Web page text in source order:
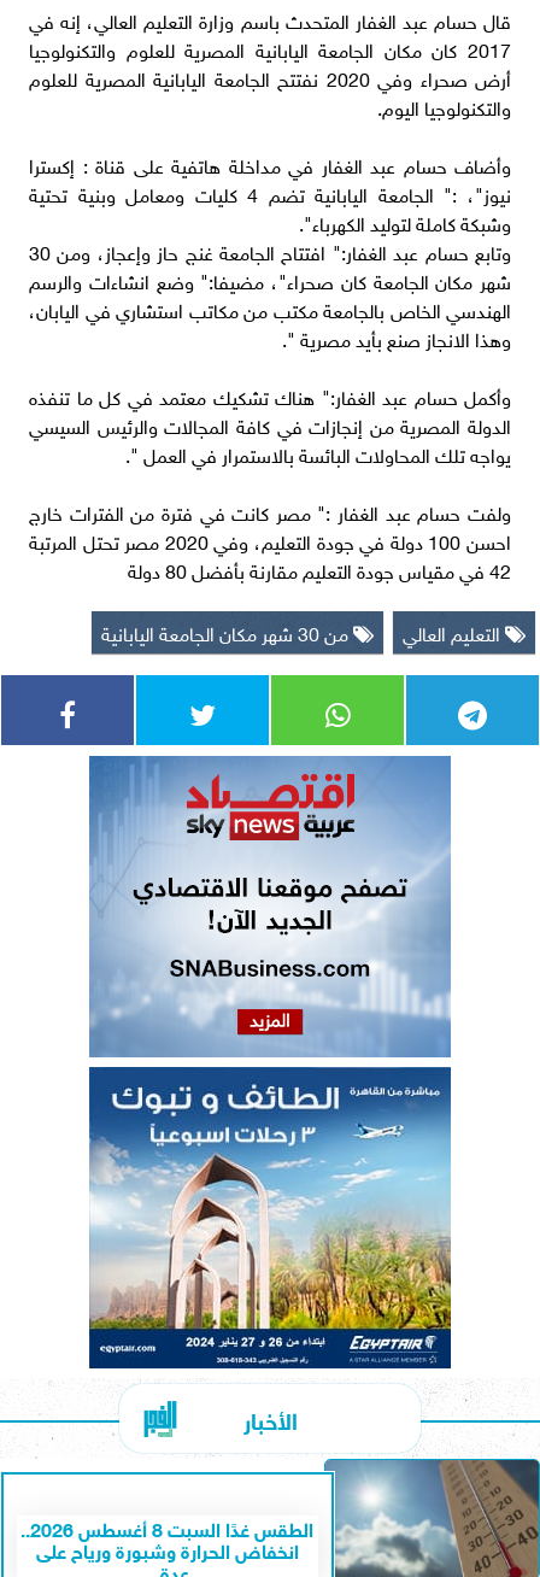
قال حسام عبد الغفار المتحدث باسم وزارة التعليم العالي، إنه في
2017 كان مكان الجامعة اليابانية المصرية للعلوم والتكنولوجيا
أرض صحراء وفي 2020 نفتتح الجامعة اليابانية المصرية للعلوم
والتكنولوجيا اليوم.
وأضاف حسام عبد الغفار في مداخلة هاتفية على قناة : إكسترا
نيوز"، :" الجامعة اليابانية تضم 4 كليات ومعامل وبنية تحتية
وشبكة كاملة لتوليد الكهرباء".
وتابع حسام عبد الغفار:" افتتاح الجامعة غنج حاز وإعجاز، ومن 30
شهر مكان الجامعة كان صحراء"، مضيفا:" وضع انشاءات والرسم
الهندسي الخاص بالجامعة مكتب من مكاتب استشاري في اليابان،
وهذا الانجاز صنع بأيد مصرية ".
وأكمل حسام عبد الغفار:" هناك تشكيك معتمد في كل ما تنفذه
الدولة المصرية من إنجازات في كافة المجالات والرئيس السيسي
يواجه تلك المحاولات البائسة بالاستمرار في العمل ".
ولفت حسام عبد الغفار :" مصر كانت في فترة من الفترات خارج
احسن 100 دولة في جودة التعليم، وفي 2020 مصر تحتل المرتبة
42 في مقياس جودة التعليم مقارنة بأفضل 80 دولة
التعليم العالي
من 30 شهر مكان الجامعة اليابانية
الأخبار
الطقس غدًا السبت 8 أغسطس 2026..
انخفاض الحرارة وشبورة ورياح على
عدة...